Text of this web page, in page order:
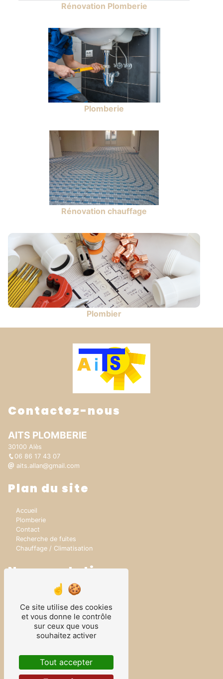
Rénovation Plomberie
Plomberie
Rénovation chauffage
Plombier
Contactez-nous
AITS PLOMBERIE
30100 Alès
06 86 17 43 07
aits.allan@gmail.com
Plan du site
Accueil
Plomberie
Contact
Recherche de fuites
Chauffage / Climatisation
Nos prestations
Fuite enterrée
Dépannage plomberie
Rénovation Salle de bain
Rénovation Plomberie
Plomberie
Plombier
Ce site utilise des cookies
et vous donne le contrôle
sur ceux que vous
souhaitez activer
Tout accepter